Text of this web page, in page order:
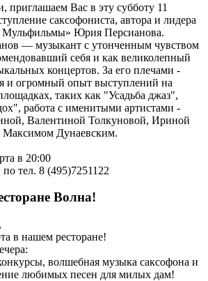
приглашаем Вас в эту субботу 11
саксофониста, автора и лидера
Мульфильмы» Юрия Персианова.
— музыкант с утонченным чувством
себя и как великолепный
концертов. За его плечами -
и огромный опыт выступлений на
таких как "Усадьба джаз",
работа с именитыми артистами -
Валентиной Толкуновой, Ириной
Максимом Дунаевским.
в 20:00
по тел. 8 (495)7251122
Волна!
в нашем ресторане!
волшебная музыка саксофона и
любимых песен для милых дам!